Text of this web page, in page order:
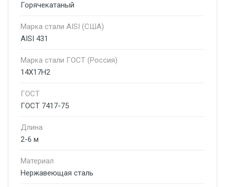
Горячекатаный
Марка стали AISI (США)
AISI 431
Марка стали ГОСТ (Россия)
14Х17Н2
ГОСТ
ГОСТ 7417-75
Длина
2-6 м
Материал
Нержавеющая сталь